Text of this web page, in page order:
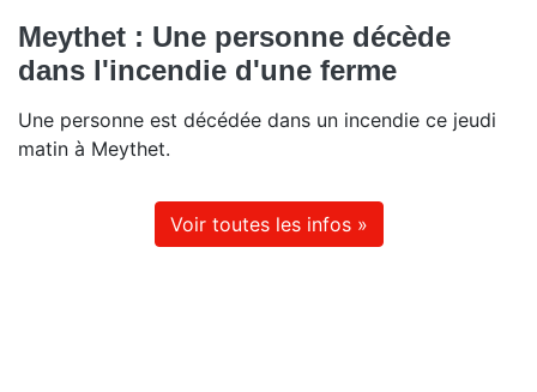
Meythet : Une personne décède
dans l'incendie d'une ferme
Une personne est décédée dans un incendie ce jeudi
matin à Meythet.
Voir toutes les infos »